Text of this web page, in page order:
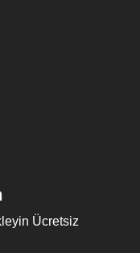
Ücretsiz